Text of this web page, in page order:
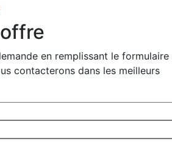
en remplissant le formulaire
contacterons dans les meilleurs